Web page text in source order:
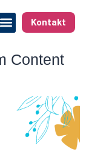
Kontakt
Content